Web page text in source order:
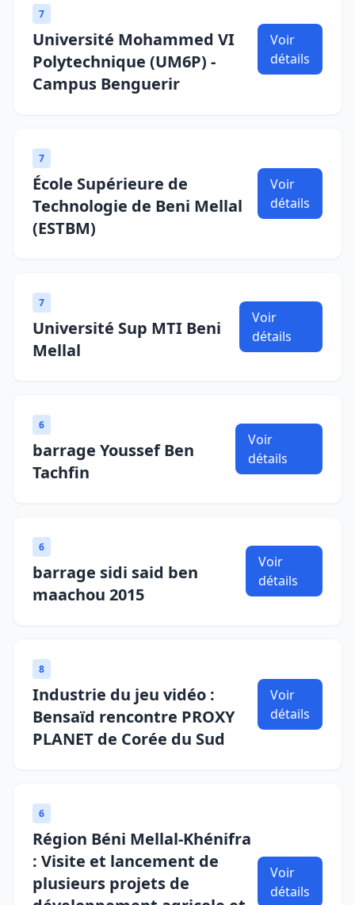
7
Université Mohammed VI
Polytechnique (UM6P) -
Campus Benguerir
Voir
détails
7
École Supérieure de
Technologie de Beni Mellal
(ESTBM)
Voir
détails
7
Université Sup MTI Beni
Mellal
Voir
détails
6
barrage Youssef Ben
Tachfin
Voir
détails
6
barrage sidi said ben
maachou 2015
Voir
détails
8
Industrie du jeu vidéo :
Bensaïd rencontre PROXY
PLANET de Corée du Sud
Voir
détails
6
Région Béni Mellal-Khénifra
: Visite et lancement de
plusieurs projets de
Voir
détails